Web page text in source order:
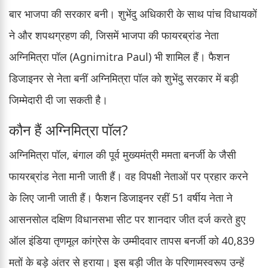
बार भाजपा की सरकार बनी। शुभेंदु अधिकारी के साथ पांच विधायकों
ने और शपथग्रहण की, जिसमें भाजपा की फायरब्रांड नेता
अग्निमित्रा पॉल (Agnimitra Paul) भी शामिल हैं। फैशन
डिजाइनर से नेता बनीं अग्निमित्रा पॉल को शुभेंदु सरकार में बड़ी
जिम्मेदारी दी जा सकती है।
कौन हैं अग्निमित्रा पॉल?
अग्निमित्रा पॉल, बंगाल की पूर्व मुख्यमंत्री ममता बनर्जी के जैसी
फायरब्रांड नेता मानी जाती हैं। वह विपक्षी नेताओं पर प्रहार करने
के लिए जानी जाती हैं। फैशन डिजाइनर रहीं 51 वर्षीय नेता ने
आसनसोल दक्षिण विधानसभा सीट पर शानदार जीत दर्ज करते हुए
ऑल इंडिया तृणमूल कांग्रेस के उम्मीदवार तापस बनर्जी को 40,839
मतों के बड़े अंतर से हराया। इस बड़ी जीत के परिणामस्वरूप उन्हें